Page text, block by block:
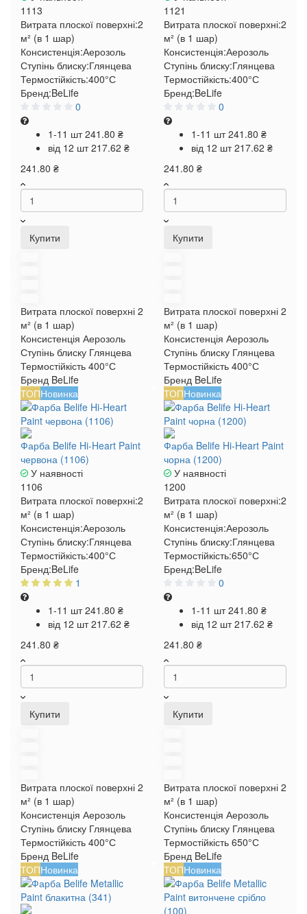
1113
Витрата плоскої поверхні:2
м² (в 1 шар)
Консистенція:Аерозоль
Ступінь блиску:Глянцева
Термостійкість:400°С
Бренд:BeLife
0
1-11 шт241.80 ₴
від 12 шт217.62 ₴
241.80 ₴
Купити
Витрата плоскої поверхні 2
м² (в 1 шар)
Консистенція Аерозоль
Ступінь блиску Глянцева
Термостійкість 400°С
Бренд BeLife
1121
Витрата плоскої поверхні:2
м² (в 1 шар)
Консистенція:Аерозоль
Ступінь блиску:Глянцева
Термостійкість:400°С
Бренд:BeLife
0
1-11 шт241.80 ₴
від 12 шт217.62 ₴
241.80 ₴
Купити
Витрата плоскої поверхні 2
м² (в 1 шар)
Консистенція Аерозоль
Ступінь блиску Глянцева
Термостійкість 400°С
Бренд BeLife
ТОПНовинка
Фарба Belife Hi-Heart Paint
червона (1106)
У наявності
1106
Витрата плоскої поверхні:2
м² (в 1 шар)
Консистенція:Аерозоль
Ступінь блиску:Глянцева
Термостійкість:400°С
Бренд:BeLife
1
1-11 шт241.80 ₴
від 12 шт217.62 ₴
241.80 ₴
Купити
Витрата плоскої поверхні 2
м² (в 1 шар)
Консистенція Аерозоль
Ступінь блиску Глянцева
Термостійкість 400°С
Бренд BeLife
ТОПНовинка
Фарба Belife Hi-Heart Paint
чорна (1200)
У наявності
1200
Витрата плоскої поверхні:2
м² (в 1 шар)
Консистенція:Аерозоль
Ступінь блиску:Глянцева
Термостійкість:650°С
Бренд:BeLife
0
1-11 шт241.80 ₴
від 12 шт217.62 ₴
241.80 ₴
Купити
Витрата плоскої поверхні 2
м² (в 1 шар)
Консистенція Аерозоль
Ступінь блиску Глянцева
Термостійкість 650°С
Бренд BeLife
ТОПНовинка ТОПНовинка